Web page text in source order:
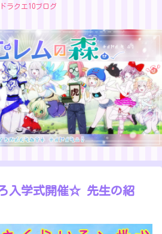
ドラクエ10ブログ
入学式開催☆ 先生の紹